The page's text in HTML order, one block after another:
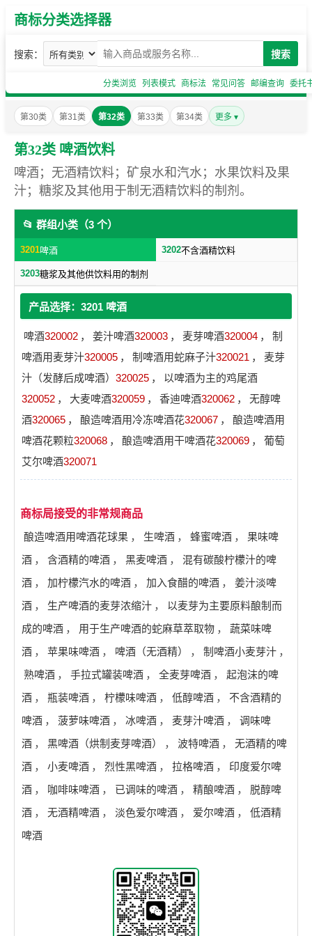
商标分类选择器
搜索： 搜索
分类浏览 列表模式 商标法 常见问答 邮编查询 委托
第30类 第31类 第32类 第33类 第34类 更多 ▾
第32类 啤酒饮料
啤酒；无酒精饮料；矿泉水和汽水；水果饮料及果
汁；糖浆及其他用于制无酒精饮料的制剂。
📂 群组小类（3 个）
3201啤酒 3202不含酒精饮料
3203糖浆及其他供饮料用的制剂
产品选择：3201 啤酒
啤酒320002 ， 姜汁啤酒320003 ， 麦芽啤酒320004 ，
制
啤酒用麦芽汁320005 ， 制啤酒用蛇麻子汁320021 ，
麦芽
汁（发酵后成啤酒） 320025 ，
以啤酒为主的鸡尾酒
320052 ， 大麦啤酒320059 ， 香迪啤酒320062 ，
无醇啤
酒320065 ， 酿造啤酒用冷冻啤酒花320067 ，
酿造啤酒用
啤酒花颗粒320068 ， 酿造啤酒用干啤酒花320069 ，
葡萄
艾尔啤酒320071
商标局接受的非常规商品
酿造啤酒用啤酒花球果 ， 生啤酒 ， 蜂蜜啤酒 ，
果味啤
酒 ， 含酒精的啤酒 ， 黑麦啤酒 ，
混有碳酸柠檬汁的啤
酒 ， 加柠檬汽水的啤酒 ， 加入食醋的啤酒 ，
姜汁淡啤
酒 ， 生产啤酒的麦芽浓缩汁 ，
以麦芽为主要原料酿制而
成的啤酒 ， 用于生产啤酒的蛇麻草萃取物 ，
蔬菜味啤
酒 ， 苹果味啤酒 ， 啤酒（无酒精） ， 制啤酒小麦芽汁 ，
熟啤酒 ， 手拉式罐装啤酒 ， 全麦芽啤酒 ，
起泡沫的啤
酒 ， 瓶装啤酒 ， 柠檬味啤酒 ， 低醇啤酒 ，
不含酒精的
啤酒 ， 菠萝味啤酒 ， 冰啤酒 ， 麦芽汁啤酒 ，
调味啤
酒 ， 黑啤酒（烘制麦芽啤酒） ， 波特啤酒 ，
无酒精的啤
酒 ， 小麦啤酒 ， 烈性黑啤酒 ， 拉格啤酒 ，
印度爱尔啤
酒 ， 咖啡味啤酒 ， 已调味的啤酒 ， 精酿啤酒 ，
脱醇啤
酒 ， 无酒精啤酒 ， 淡色爱尔啤酒 ， 爱尔啤酒 ，
低酒精
啤酒